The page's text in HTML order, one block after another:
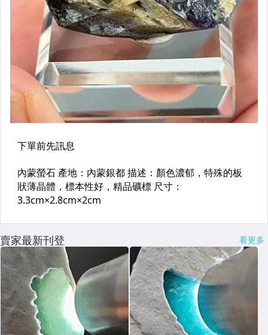
賣家最新刊登 看更多